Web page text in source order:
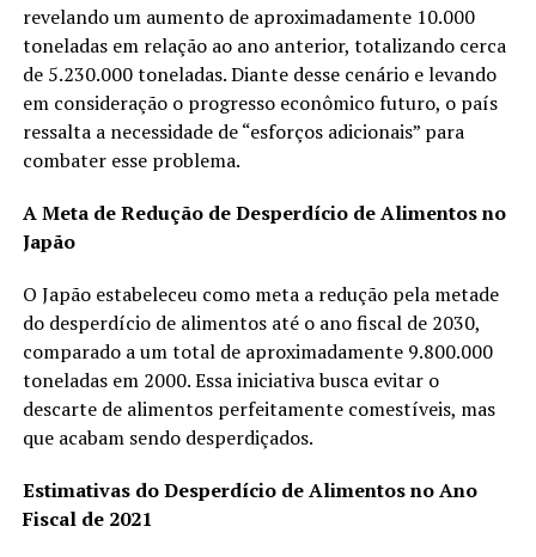
revelando um aumento de aproximadamente 10.000
toneladas em relação ao ano anterior, totalizando cerca
de 5.230.000 toneladas. Diante desse cenário e levando
em consideração o progresso econômico futuro, o país
ressalta a necessidade de “esforços adicionais” para
combater esse problema.
A Meta de Redução de Desperdício de Alimentos no
Japão
O Japão estabeleceu como meta a redução pela metade
do desperdício de alimentos até o ano fiscal de 2030,
comparado a um total de aproximadamente 9.800.000
toneladas em 2000. Essa iniciativa busca evitar o
descarte de alimentos perfeitamente comestíveis, mas
que acabam sendo desperdiçados.
Estimativas do Desperdício de Alimentos no Ano
Fiscal de 2021